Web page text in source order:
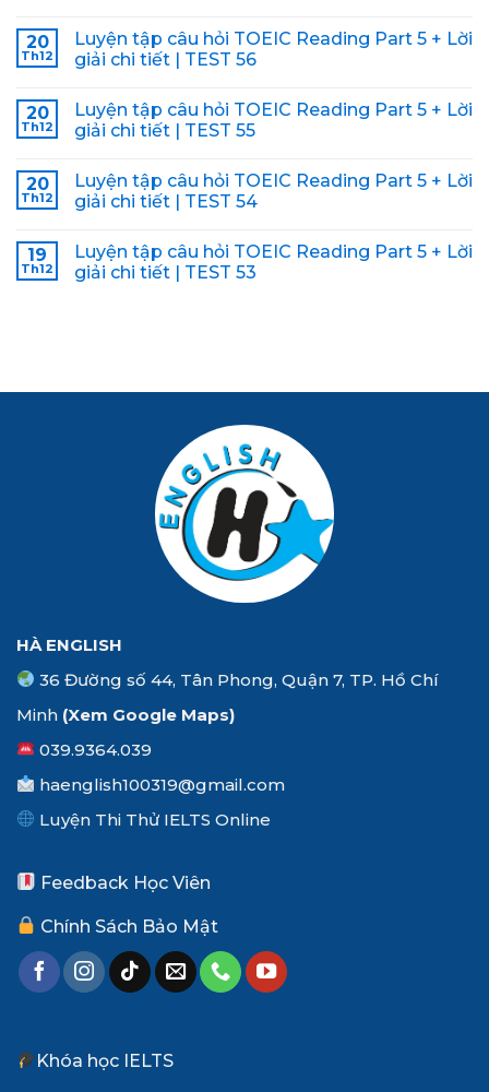
20
Th12
Luyện tập câu hỏi TOEIC Reading Part 5 + Lời
giải chi tiết | TEST 56
20
Th12
Luyện tập câu hỏi TOEIC Reading Part 5 + Lời
giải chi tiết | TEST 55
20
Th12
Luyện tập câu hỏi TOEIC Reading Part 5 + Lời
giải chi tiết | TEST 54
19
Th12
Luyện tập câu hỏi TOEIC Reading Part 5 + Lời
giải chi tiết | TEST 53
HÀ ENGLISH
36 Đường số 44, Tân Phong, Quận 7, TP. Hồ Chí
Minh (Xem Google Maps)
039.9364.039
haenglish100319@gmail.com
Luyện Thi Thử IELTS Online
Feedback Học Viên
Chính Sách Bảo Mật
Khóa học IELTS